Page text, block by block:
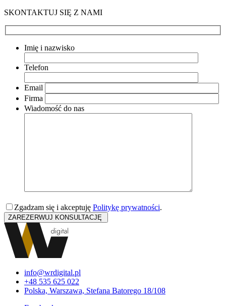
SKONTAKTUJ SIĘ Z NAMI
Imię i nazwisko
Telefon
Email
Firma
Wiadomość do nas
Zgadzam się i akceptuję Politykę prywatności.
info@wrdigital.pl
+48 535 625 022
Polska, Warszawa, Stefana Batorego 18/108